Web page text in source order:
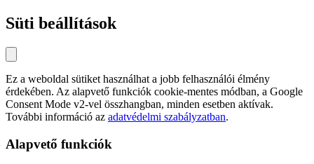
Süti beállítások
Ez a weboldal sütiket használhat a jobb felhasználói élmény
érdekében. Az alapvető funkciók cookie-mentes módban, a Google
Consent Mode v2-vel összhangban, minden esetben aktívak.
További információ az adatvédelmi szabályzatban.
Alapvető funkciók